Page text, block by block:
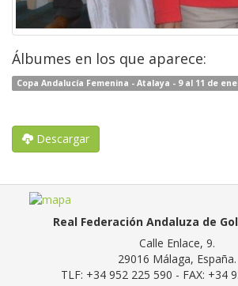
Álbumes en los que aparece:
Copa Andalucía Femenina - Atalaya - 9 al 11 de
Descargar
Real Federación Andaluza de
Calle Enlace, 9.
29016 Málaga, España.
TLF: +34 952 225 590 - FAX: +34